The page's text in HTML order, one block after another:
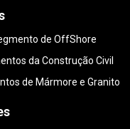
de OffShore
da Construção Civil
de Mármore e Granito